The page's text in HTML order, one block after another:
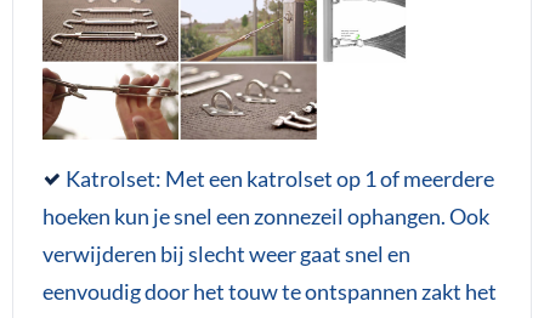
Katrolset: Met een katrolset op 1 of meerdere
hoeken kun je snel een zonnezeil ophangen. Ook
verwijderen bij slecht weer gaat snel en
eenvoudig door het touw te ontspannen zakt het